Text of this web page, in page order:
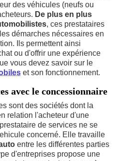
des véhicules (neufs ou
De plus en plus
, ces prestataires
démarches nécessaires en
Ils permettent ainsi
ou d'offrir une expérience
vous devez savoir sur le
et son fonctionnement.
avec le concessionnaire
sont des sociétés dont la
relation l'acheteur d'une
de services ne se
concerné. Elle travaille
entre les différentes parties
d'entreprises propose une